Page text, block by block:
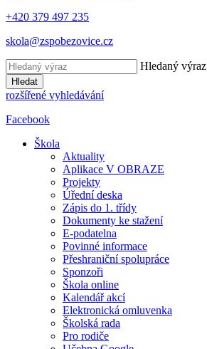
+420 379 497 235
skola@zspobezovice.cz
Hledaný výraz
Hledat
rozšířené vyhledávání
Facebook
Škola
Aktuality
Aplikace V OBRAZE
Projekty
Úřední deska
Zápis do 1. třídy
Dokumenty ke stažení
E-podatelna
Povinné informace
Přeshraniční spolupráce
Sponzoři
Škola online
Kalendář akcí
Elektronická omluvenka
Školská rada
Pro rodiče